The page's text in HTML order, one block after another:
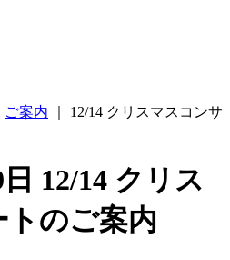
ご案内
12/14 クリスマスコンサ
12/14 クリス
のご案内